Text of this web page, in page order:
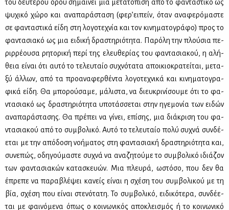
του δεύ­τε­ρου όρου ση­μαί­νει μια με­τα­τό­πι­ση από το φα­ντα­στι­κό ως
ψυ­χι­κό χώ­ρο και ανα­πα­ρά­στα­ση (φε­ρ’ει­πείν, όταν ανα­φε­ρό­μα­στε
σε φα­ντα­στι­κά εί­δη στη λο­γο­τε­χνία και τον κι­νη­μα­το­γρά­φο) προς το
φα­ντα­σια­κό ως μια ει­δι­κή δρα­στη­ριό­τη­τα. Πα­ρό­λη την πλού­σια πε­
ριρ­ρέ­ου­σα ρη­το­ρι­κή πε­ρί της ελευ­θε­ρί­ας του φα­ντα­σια­κού, η αλή­
θεια εί­ναι ότι αυ­τό το τε­λευ­ταίο συ­χνό­τα­τα αποι­κιο­κρα­τεί­ται, με­τα­
ξύ άλ­λων, από τα προ­α­να­φερ­θέ­ντα λο­γο­τε­χνι­κά και κι­νη­μα­το­γρα­
φι­κά εί­δη. Θα μπο­ρού­σα­με, μά­λι­στα, να διευ­κρι­νί­σου­με ότι το φα­
ντα­σια­κό ως δρα­στη­ριό­τη­τα υπο­τάσ­σε­ται στην ηγε­μο­νία των ει­δών
ανα­πα­ρά­στα­σης. Θα πρέ­πει να γί­νει, επί­σης, μια διά­κρι­ση του φα­
ντα­σια­κού από το συμ­βο­λι­κό. Αυ­τό το τε­λευ­ταίο πο­λύ συ­χνά συν­δέ­
ε­ται με την από­δο­ση νο­ή­μα­τος στη φα­ντα­σια­κή δρα­στη­ριό­τη­τα και,
συ­νε­πώς, οδη­γού­μα­στε συ­χνά να ανα­ζη­τού­με το συμ­βο­λι­κό ιδιά­ζον
των φα­ντα­σια­κών κα­τα­σκευών. Μια πλευ­ρά, ωστό­σο, που δεν θα
έπρε­πε να πα­ρα­βλέ­ψει κα­νείς εί­ναι η σχέ­ση του συμ­βο­λι­κού με τη
βία, σχέ­ση που εί­ναι στε­νό­τα­τη. Το συμ­βο­λι­κό, ει­δι­κό­τε­ρα, συν­δέ­ε­
ται με φαι­νό­με­να όπως ο κοι­νω­νι­κός απο­κλει­σμός ή το κοι­νω­νι­κό